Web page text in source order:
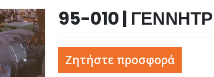
95-010 |
Ζητήστε προσφορά